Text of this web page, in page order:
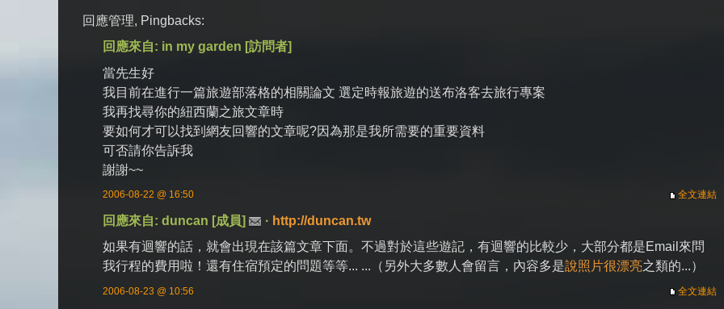
回應管理, Pingbacks:
回應來自: in my garden [訪問者]
當先生好
我目前在進行一篇旅遊部落格的相關論文 選定時報旅遊的送布洛客去旅行專案
我再找尋你的紐西蘭之旅文章時
要如何才可以找到網友回響的文章呢?因為那是我所需要的重要資料
可否請你告訴我
謝謝~~
全文連結
2006-08-22 @ 16:50
回應來自: duncan [成員] · http://duncan.tw
如果有迴響的話，就會出現在該篇文章下面。不過對於這些遊記，有迴響的比較少，大部分都是Email來問
我行程的費用啦！還有住宿預定的問題等等... ...（另外大多數人會留言，內容多是說照片很漂亮之類的...）
全文連結
2006-08-23 @ 10:56